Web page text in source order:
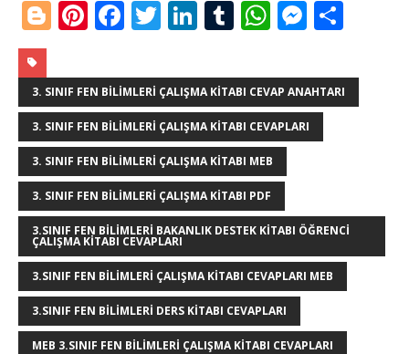
Bl
o
g
g
e
r
Pi
n
te
r
e
st
F
a
c
e
b
o
o
k
T
w
it
te
r
Li
n
k
e
dI
n
T
u
m
bl
r
W
h
at
s
A
p
p
M
e
ss
e
n
r
ar
e
3. SINIF FEN BILIMLERI ÇALIŞMA KITABI CEVAP ANAHTARI
3. SINIF FEN BILIMLERI ÇALIŞMA KITABI CEVAPLARI
3. SINIF FEN BILIMLERI ÇALIŞMA KITABI MEB
3. SINIF FEN BILIMLERI ÇALIŞMA KITABI PDF
3.SINIF FEN BILIMLERI BAKANLIK DESTEK KITABI ÖĞRENCI
ÇALIŞMA KITABI CEVAPLARI
3.SINIF FEN BILIMLERI ÇALIŞMA KITABI CEVAPLARI MEB
3.SINIF FEN BILIMLERI DERS KITABI CEVAPLARI
MEB 3.SINIF FEN BILIMLERI ÇALIŞMA KITABI CEVAPLARI